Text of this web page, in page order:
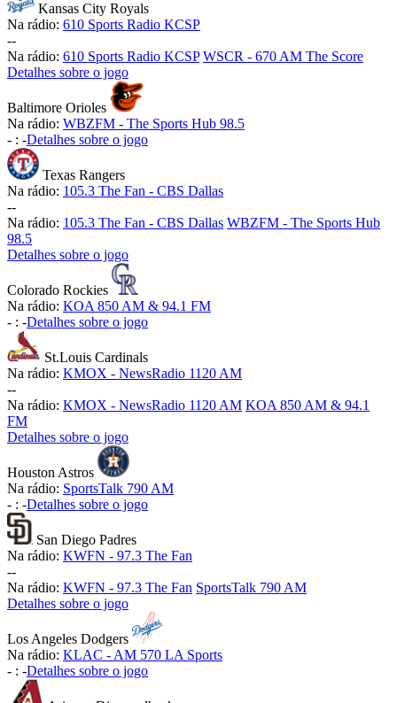
Kansas City Royals
Na rádio: 610 Sports Radio KCSP
--
Na rádio: 610 Sports Radio KCSP WSCR - 670 AM The Score
Detalhes sobre o jogo
Baltimore Orioles
Na rádio: WBZFM - The Sports Hub 98.5
- : -Detalhes sobre o jogo
Texas Rangers
Na rádio: 105.3 The Fan - CBS Dallas
--
Na rádio: 105.3 The Fan - CBS Dallas WBZFM - The Sports Hub
98.5
Detalhes sobre o jogo
Colorado Rockies
Na rádio: KOA 850 AM & 94.1 FM
- : -Detalhes sobre o jogo
St.Louis Cardinals
Na rádio: KMOX - NewsRadio 1120 AM
--
Na rádio: KMOX - NewsRadio 1120 AM KOA 850 AM & 94.1
FM
Detalhes sobre o jogo
Houston Astros
Na rádio: SportsTalk 790 AM
- : -Detalhes sobre o jogo
San Diego Padres
Na rádio: KWFN - 97.3 The Fan
--
Na rádio: KWFN - 97.3 The Fan SportsTalk 790 AM
Detalhes sobre o jogo
Los Angeles Dodgers
Na rádio: KLAC - AM 570 LA Sports
- : -Detalhes sobre o jogo